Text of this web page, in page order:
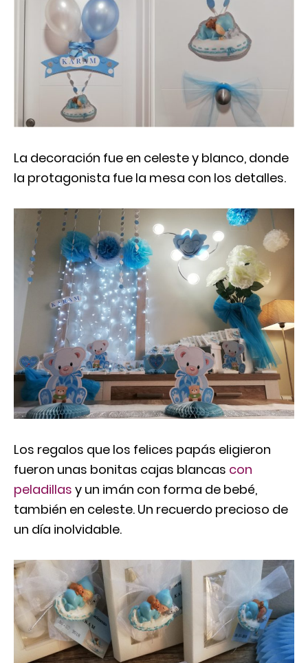
La decoración fue en celeste y blanco, donde
la protagonista fue la mesa con los detalles.
Los regalos que los felices papás eligieron
fueron unas bonitas cajas blancas con
peladillas y un imán con forma de bebé,
también en celeste. Un recuerdo precioso de
un día inolvidable.